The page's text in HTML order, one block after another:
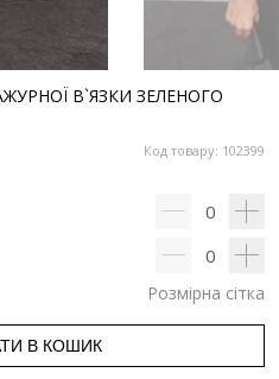
В`ЯЗКИ ЗЕЛЕНОГО
Код товару: 102399
0
0
Розмірна сітка
В КОШИК